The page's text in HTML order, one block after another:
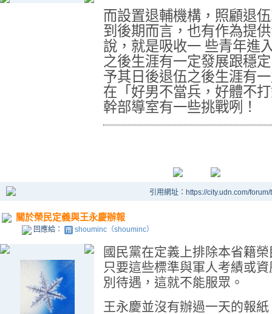
而設置退輔機構，照顧退
到後期而言，也有作為提
說，就是吸收一 些青年進
之後生涯有一定發展跟穩
予其日後退伍之後生涯有
在「好男不當兵，好體不
幹部導室有一些挑戰咧！
引用網址：https://city.udn.com/
關於榮民定義與王永慶辦報
回應給： shouminc（shouminc）
國民黨在定義上排除本省籍
只要這些標準與軍人考績或
別待遇，這就不能服眾。
王永慶並沒有辦過一天的報